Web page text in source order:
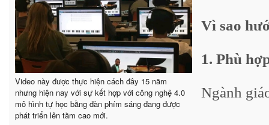
Video này được thực hiện cách đây 15 năm
nhưng hiện nay với sự kết hợp với công nghệ 4.0
mô hình tự học bằng đàn phím sáng đang được
phát triển lên tầm cao mới.
Vì sao
1. Phù
Ngành